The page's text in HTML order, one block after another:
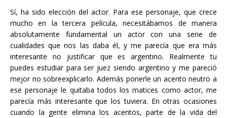
Sí, ha sido elección del actor. Para ese personaje, que crece
mucho en la tercera película, necesitábamos de manera
absolutamente fundamental un actor con una serie de
cualidades que nos las daba él, y me parecía que era más
interesante no justificar que es argentino. Realmente tu
puedes estudiar para ser juez siendo argentino y me pareció
mejor no sobreexplicarlo. Además ponerle un acento neutro a
ese personaje le quitaba todos los matices como actor, me
parecía más interesante que los tuviera. En otras ocasiones
cuando la gente elimina los acentos, parte de la vida del